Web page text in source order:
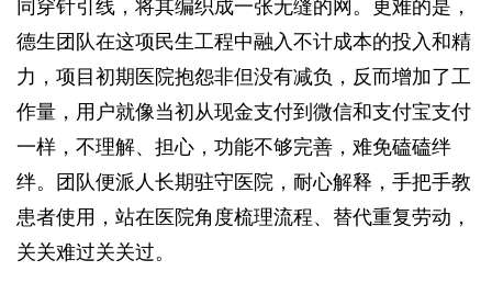
同穿针引线，将其编织成一张无缝的网。更难的是，
德生团队在这项民生工程中融入不计成本的投入和精
力，项目初期医院抱怨非但没有减负，反而增加了工
作量，用户就像当初从现金支付到微信和支付宝支付
一样，不理解、担心，功能不够完善，难免磕磕绊
绊。团队便派人长期驻守医院，耐心解释，手把手教
患者使用，站在医院角度梳理流程、替代重复劳动，
关关难过关关过。